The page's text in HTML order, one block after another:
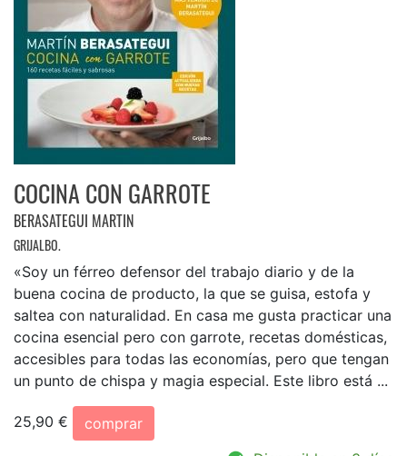
COCINA CON GARROTE
BERASATEGUI MARTIN
GRIJALBO.
«Soy un férreo defensor del trabajo diario y de la
buena cocina de producto, la que se guisa, estofa y
saltea con naturalidad. En casa me gusta practicar una
cocina esencial pero con garrote, recetas domésticas,
accesibles para todas las economías, pero que tengan
un punto de chispa y magia especial. Este libro está ...
25,90 €
comprar